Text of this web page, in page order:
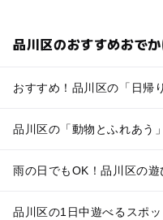
品川区のおすすめおで
おすすめ！品川区の「日帰
品川区の「動物とふれあう
雨の日でもOK！品川区の遊
品川区の1日中遊べるスポッ